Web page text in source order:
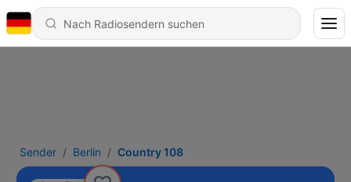
Sender Berlin Country 108